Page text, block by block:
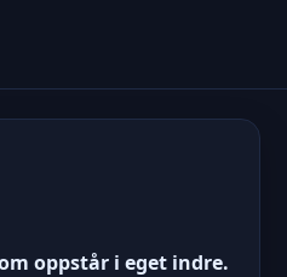
oppstår i eget indre.